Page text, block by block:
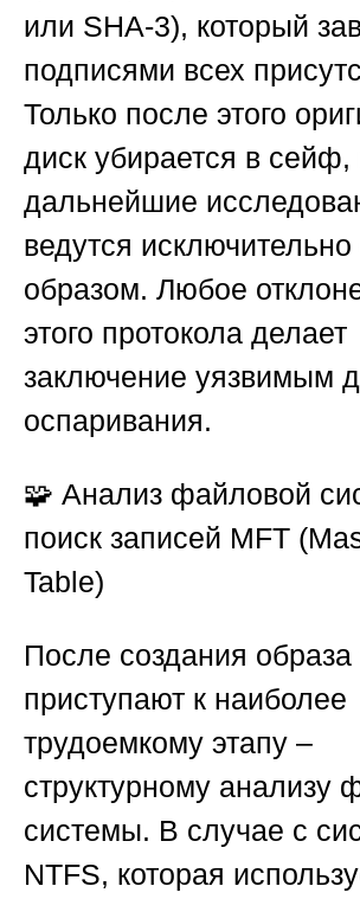
или SHA-3), который
подписями всех
Только после этого
диск убирается в сейф,
дальнейшие
ведутся исключительно
образом. Любое
этого протокола делает
заключение уязвимым
оспаривания.
🧩 Анализ файловой
поиск записей MFT
Table)
После создания образа
приступают к наиболее
трудоемкому этапу –
структурному анализу
системы. В случае с
NTFS, которая